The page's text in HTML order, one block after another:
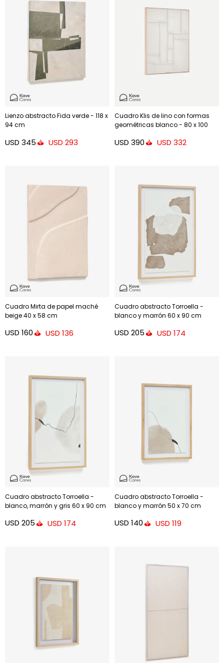
Lienzo abstracto Fida verde - 118 x
94 cm
USD 345 USD 293
Cuadro Klis de lino con formas
geométricas blanco - 80 x 100
USD 390 USD 332
Cuadro Mirta de papel maché
beige 40 x 58 cm
USD 160 USD 136
Cuadro abstracto Torroella -
blanco y marrón 60 x 90 cm
USD 205 USD 174
Cuadro abstracto Torroella -
blanco, marrón y gris 60 x 90 cm
USD 205 USD 174
Cuadro abstracto Torroella -
blanco y marrón 50 x 70 cm
USD 140 USD 119